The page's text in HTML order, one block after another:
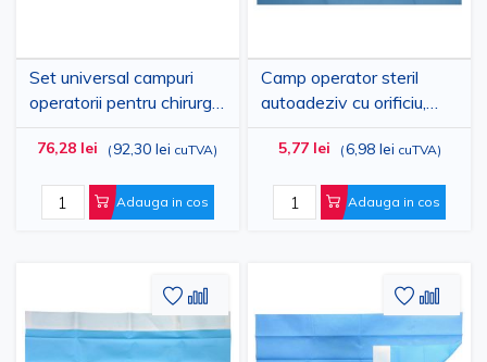
Set universal campuri
operatorii pentru chirurgie
generala PRIMA, steril,
de unica folosinta
76,28 lei ( 92,30 lei cuTVA)
Adauga in cos
Camp operator steril
autoadeziv cu orificiu,
PRIMA, 75 x 90 cm, 2
straturi
5,77 lei (6,98 lei cuTVA)
Adauga in cos
Adaugati
la
Lista
Adaugati
pentru
comparare
la
Lista